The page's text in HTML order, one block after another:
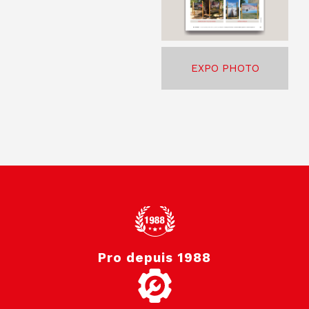
EXPO PHOTO
Pro depuis 1988